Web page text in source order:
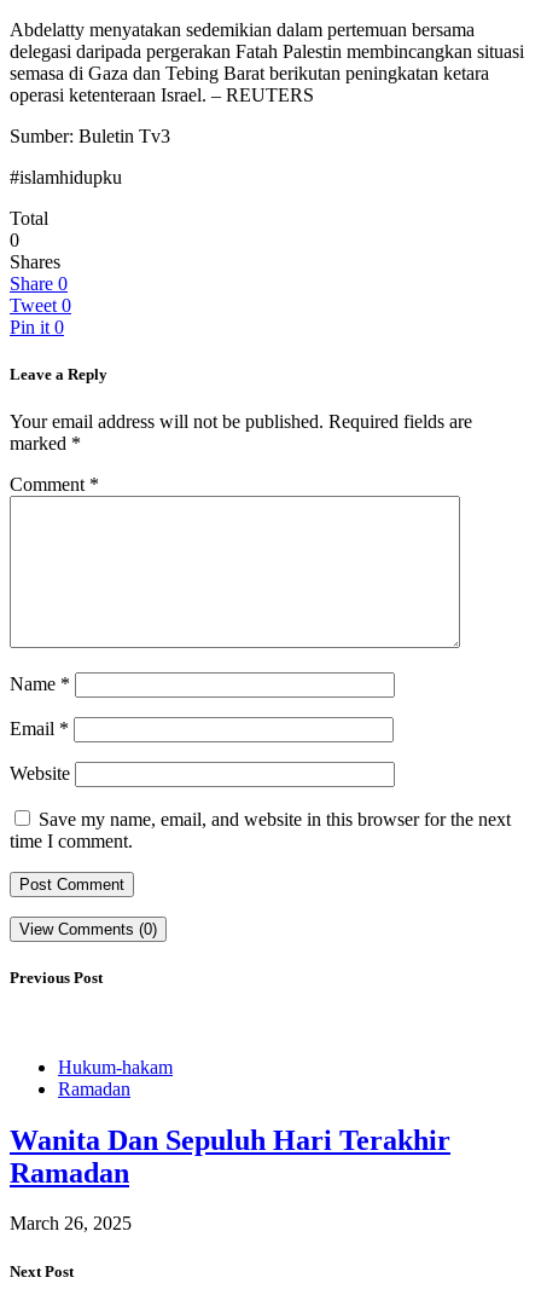
Abdelatty menyatakan sedemikian dalam pertemuan bersama
delegasi daripada pergerakan Fatah Palestin membincangkan situasi
semasa di Gaza dan Tebing Barat berikutan peningkatan ketara
operasi ketenteraan Israel. – REUTERS
Sumber: Buletin Tv3
#islamhidupku
Total
0
Shares
Share 0
Tweet 0
Pin it 0
Leave a Reply
Your email address will not be published. Required fields are
marked *
Comment *
Name *
Email *
Website
Save my name, email, and website in this browser for the next
time I comment.
View Comments (0)
Previous Post
Hukum-hakam
Ramadan
Wanita Dan Sepuluh Hari Terakhir
Ramadan
March 26, 2025
Next Post